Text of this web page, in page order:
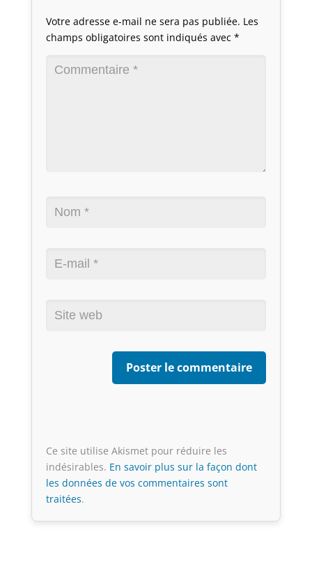
Votre adresse e-mail ne sera pas publiée. Les
champs obligatoires sont indiqués avec *
Ce site utilise Akismet pour réduire les
indésirables. En savoir plus sur la façon dont
les données de vos commentaires sont
traitées.